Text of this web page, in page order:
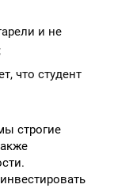
и не
что студент
строгие